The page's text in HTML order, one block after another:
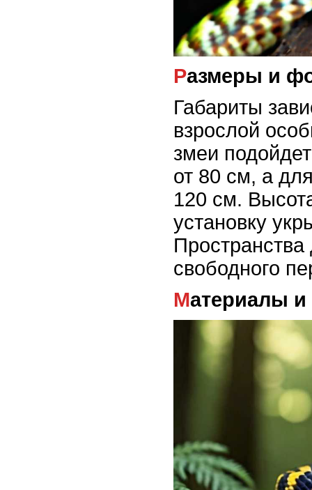
Размеры и
Габариты
взрослой
змеи
от 80 см, а
120 см.
установку
свободного
Материалы